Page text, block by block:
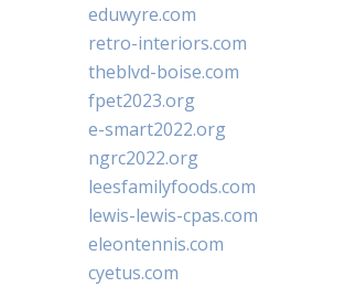
eduwyre.com
retro-interiors.com
theblvd-boise.com
fpet2023.org
e-smart2022.org
ngrc2022.org
leesfamilyfoods.com
lewis-lewis-cpas.com
eleontennis.com
cyetus.com